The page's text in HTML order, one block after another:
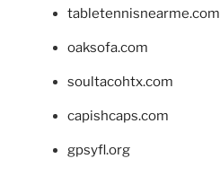
tabletennisnearme.com
oaksofa.com
soultacohtx.com
capishcaps.com
gpsyfl.org